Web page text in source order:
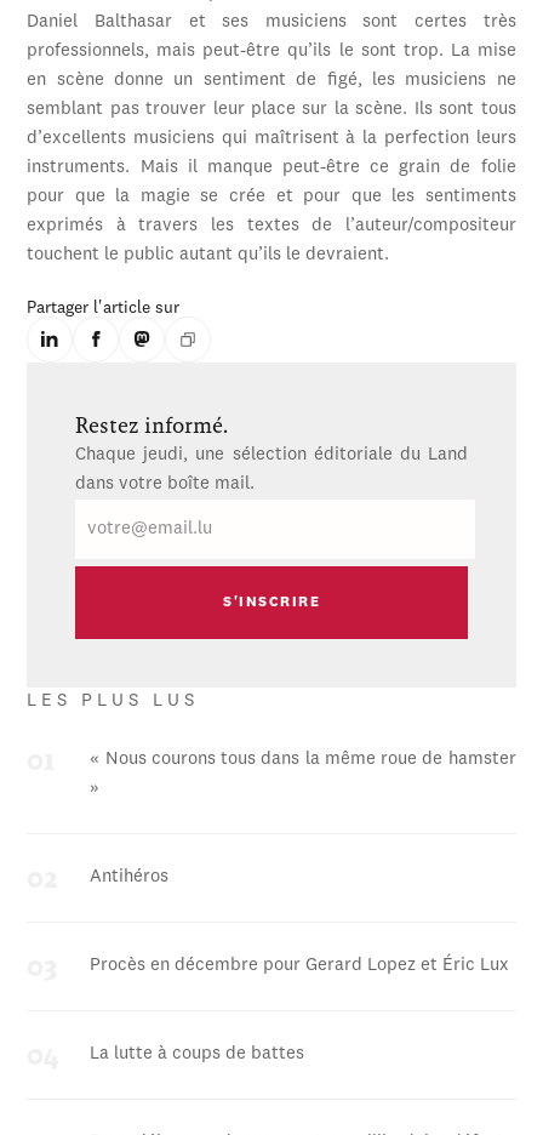
Daniel Balthasar et ses musiciens sont certes très
professionnels, mais peut-être qu’ils le sont trop. La mise
en scène donne un sentiment de figé, les musiciens ne
semblant pas trouver leur place sur la scène. Ils sont tous
d’excellents musiciens qui maîtrisent à la perfection leurs
instruments. Mais il manque peut-être ce grain de folie
pour que la magie se crée et pour que les sentiments
exprimés à travers les textes de l’auteur/compositeur
touchent le public autant qu’ils le devraient.
Partager l'article sur
Restez informé.
Chaque jeudi, une sélection éditoriale du Land
dans votre boîte mail.
mail
LES PLUS LUS
« Nous courons tous dans la même roue de hamster
»
Antihéros
Procès en décembre pour Gerard Lopez et Éric Lux
La lutte à coups de battes